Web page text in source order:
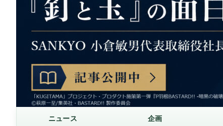
ニュース 企画